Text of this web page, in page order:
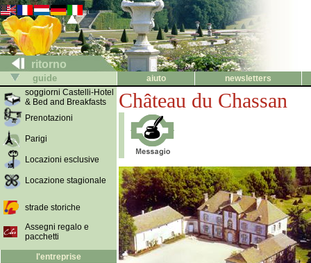
ritorno
guide aiuto
newsletters
soggiorni Castelli-Hotel
& Bed and Breakfasts
Prenotazioni
Parigi
Locazioni esclusive
Locazione stagionale
strade storiche
Assegni regalo e
pacchetti
l'entreprise
Château du Chassan